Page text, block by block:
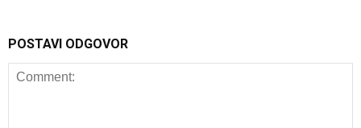
POSTAVI ODGOVOR